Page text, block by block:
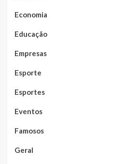
Economia
Educação
Empresas
Esporte
Esportes
Eventos
Famosos
Geral